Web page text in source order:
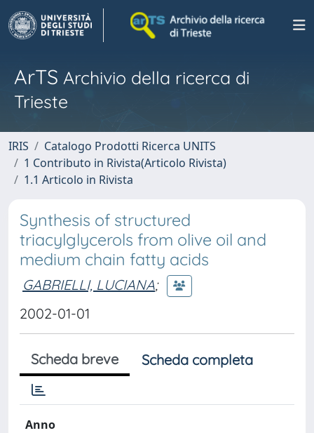
ArTS Archivio della ricerca di
Trieste
IRIS
Catalogo Prodotti Ricerca UNITS
1 Contributo in Rivista(Articolo Rivista)
1.1 Articolo in Rivista
Synthesis of structured
triacylglycerols from olive oil and
medium chain fatty acids
GABRIELLI, LUCIANA;
2002-01-01
Scheda breve Scheda completa
Anno